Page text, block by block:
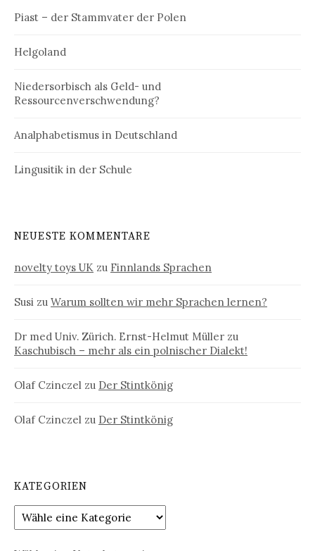
Piast – der Stammvater der Polen
Helgoland
Niedersorbisch als Geld- und
Ressourcenverschwendung?
Analphabetismus in Deutschland
Lingusitik in der Schule
NEUESTE KOMMENTARE
novelty toys UK zu Finnlands Sprachen
Susi zu Warum sollten wir mehr Sprachen lernen?
Dr med Univ. Zürich. Ernst-Helmut Müller zu
Kaschubisch – mehr als ein polnischer Dialekt!
Olaf Czinczel zu Der Stintkönig
Olaf Czinczel zu Der Stintkönig
KATEGORIEN